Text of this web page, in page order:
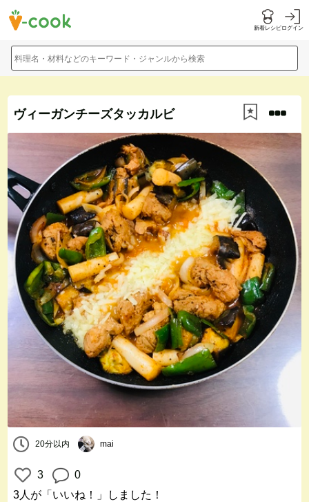
新着レシピログイン
料理名・材料などのキーワード・ジャンルから検索
ヴィーガンチーズタッカルビ
20分以内 mai
3
0
3人 が「いいね！」しました！